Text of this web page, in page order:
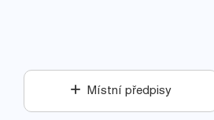
Místní předpisy